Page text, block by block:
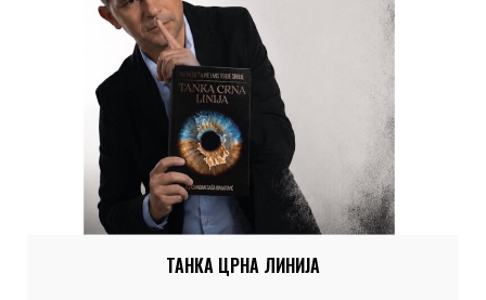
ТАНКА ЦРНА ЛИНИЈА